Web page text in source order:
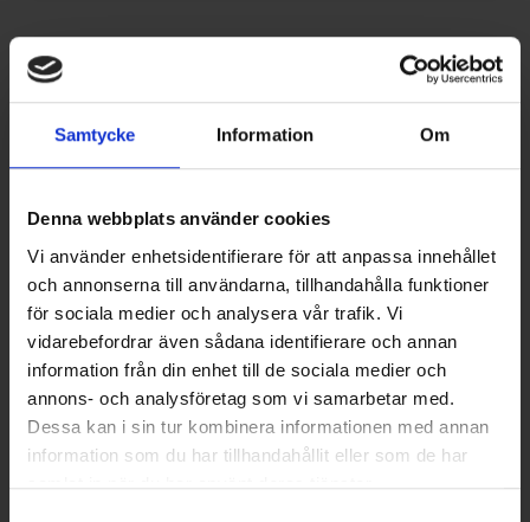
Samtycke Information Om
Denna webbplats använder cookies
Vi använder enhetsidentifierare för att anpassa innehållet
och annonserna till användarna, tillhandahålla funktioner
för sociala medier och analysera vår trafik. Vi
vidarebefordrar även sådana identifierare och annan
information från din enhet till de sociala medier och
annons- och analysföretag som vi samarbetar med.
Dessa kan i sin tur kombinera informationen med annan
information som du har tillhandahållit eller som de har
samlat in när du har använt deras tjänster.
PUBLICERAD: 7 AUG 2026
Caverion huvudentreprenör när